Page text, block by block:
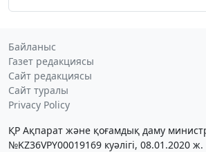
Байланыс
Газет редакциясы
Сайт редакциясы
Сайт туралы
Privacy Policy
ҚР Ақпарат және қоғамдық даму
№KZ36VPY00019169 куәлігі, 08.01.2020 ж.